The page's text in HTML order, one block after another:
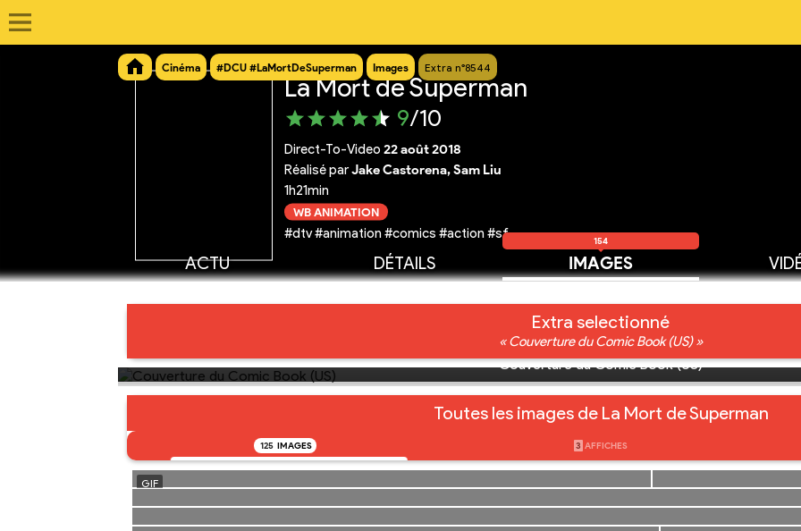
Cinéma #DCU #LaMortDeSuperman Images Extra n°8544
La Mort de Superman
9/10
Direct-To-Video 22 août 2018
Réalisé parJake Castorena, Sam Liu
1h21min
WB ANIMATION
#dtv #animation #comics #action #sf
ACTU DÉTAILS IMAGES
154
Extra selectionné
« Couverture du Comic Book (US) »
Couverture du Comic Book (US)
Toutes les images de La Mort de Superman
125 IMAGES 3 AFFICHES